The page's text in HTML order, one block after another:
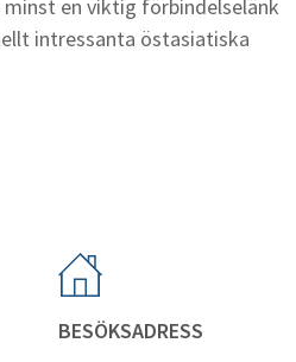
en viktig förbindelselänk
intressanta östasiatiska
BESÖKSADRESS